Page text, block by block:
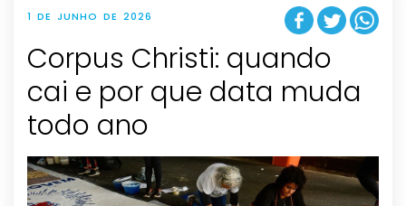
1 DE JUNHO DE 2026
Corpus Christi: quando
cai e por que data muda
todo ano